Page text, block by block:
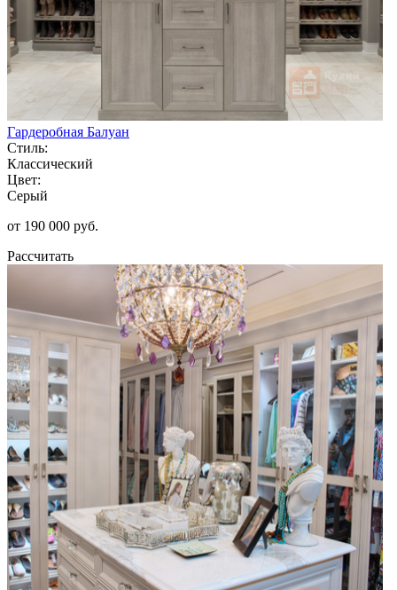
Гардеробная Балуан
Стиль:
Классический
Цвет:
Серый
от 190 000 руб.
Рассчитать